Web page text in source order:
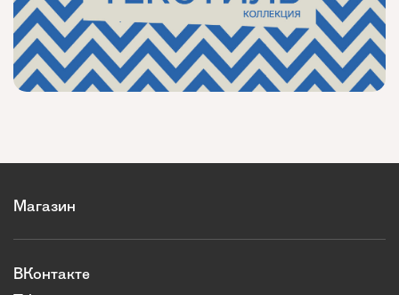
Магазин
ВКонтакте